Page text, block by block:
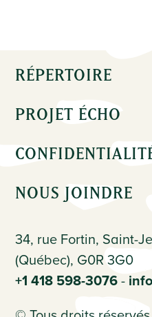
RÉPERTOIRE
PROJET ÉCHO
NOUS JOINDRE
34, rue Fortin, Saint-
(Québec), G0R 3G0
+1 418 598-3076 -